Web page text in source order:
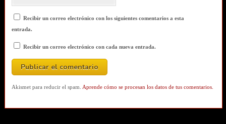
Recibir un correo electrónico con los siguientes comentarios a esta
entrada.
Recibir un correo electrónico con cada nueva entrada.
Akismet para reducir el spam. Aprende cómo se procesan los datos de tus comentarios.